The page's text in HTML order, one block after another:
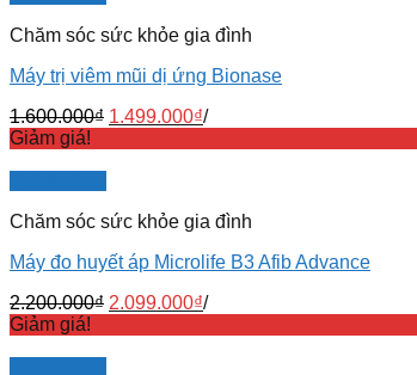
Chăm sóc sức khỏe gia đình
Máy trị viêm mũi dị ứng Bionase
1.600.000₫ 1.499.000₫/
Giảm giá!
Chăm sóc sức khỏe gia đình
Máy đo huyết áp Microlife B3 Afib Advance
2.200.000₫ 2.099.000₫/
Giảm giá!